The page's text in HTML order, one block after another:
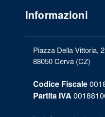
Informazioni
Piazza Della Vittoria, 2
88050 Cerva (CZ)
Codice Fiscale
Partita IVA